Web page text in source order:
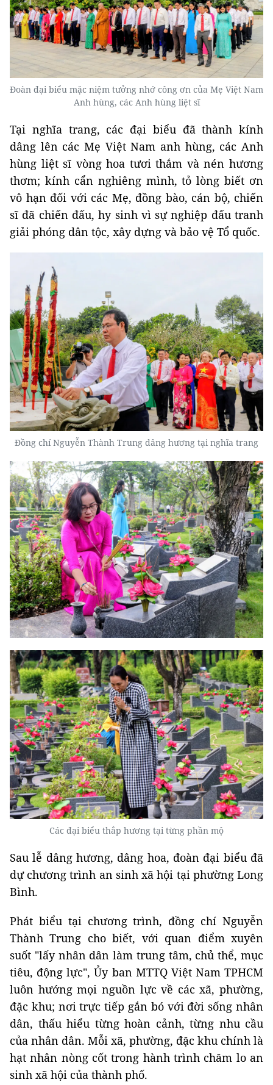
Đoàn đại biểu mặc niệm tưởng nhớ công ơn của Mẹ Việt Nam
Anh hùng, các Anh hùng liệt sĩ
Tại nghĩa trang, các đại biểu đã thành kính
dâng lên các Mẹ Việt Nam anh hùng, các Anh
hùng liệt sĩ vòng hoa tươi thắm và nén hương
thơm; kính cẩn nghiêng mình, tỏ lòng biết ơn
vô hạn đối với các Mẹ, đồng bào, cán bộ, chiến
sĩ đã chiến đấu, hy sinh vì sự nghiệp đấu tranh
giải phóng dân tộc, xây dựng và bảo vệ Tổ quốc.
Đồng chí Nguyễn Thành Trung dâng hương tại nghĩa trang
Các đại biểu thắp hương tại từng phần mộ
Sau lễ dâng hương, dâng hoa, đoàn đại biểu đã
dự chương trình an sinh xã hội tại phường Long
Bình.
Phát biểu tại chương trình, đồng chí Nguyễn
Thành Trung cho biết, với quan điểm xuyên
suốt "lấy nhân dân làm trung tâm, chủ thể, mục
tiêu, động lực", Ủy ban MTTQ Việt Nam TPHCM
luôn hướng mọi nguồn lực về các xã, phường,
đặc khu; nơi trực tiếp gắn bó với đời sống nhân
dân, thấu hiểu từng hoàn cảnh, từng nhu cầu
của nhân dân. Mỗi xã, phường, đặc khu chính là
hạt nhân nòng cốt trong hành trình chăm lo an
sinh xã hội của thành phố.